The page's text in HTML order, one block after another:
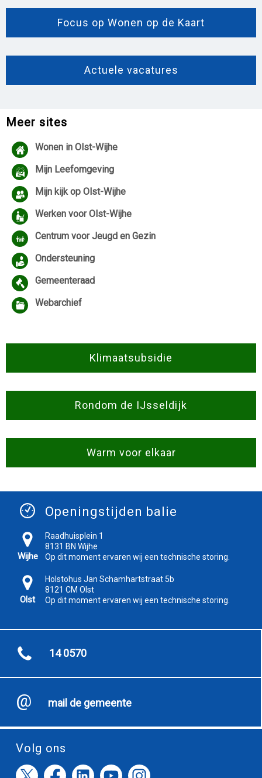
Focus op Wonen op de Kaart
Actuele vacatures
Meer sites
Wonen in Olst-Wijhe
Mijn Leefomgeving
Mijn kijk op Olst-Wijhe
Werken voor Olst-Wijhe
Centrum voor Jeugd en Gezin
Ondersteuning
Gemeenteraad
Webarchief
Klimaatsubsidie
Rondom de IJsseldijk
Warm voor elkaar
Openingstijden balie
Wijhe
Raadhuisplein 1
8131 BN Wijhe
Op dit moment ervaren wij een technische storing.
Olst
Holstohus Jan Schamhartstraat 5b
8121 CM Olst
Op dit moment ervaren wij een technische storing.
14 0570
mail de gemeente
Volg ons